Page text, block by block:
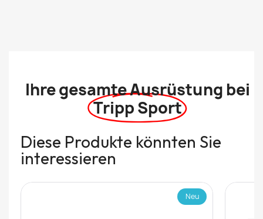
Ihre gesamte Ausrüstung bei
Tripp Sport
Diese Produkte könnten Sie
interessieren
Neu